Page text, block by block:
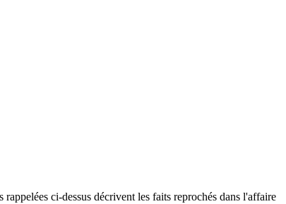
rappelées ci-dessus décrivent les faits reprochés dans l'affaire